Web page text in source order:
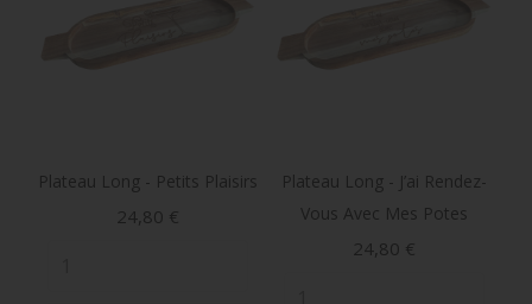
Plateau Long - Petits Plaisirs
Prix
24,80 €
Plateau Long - J’ai Rendez-
Vous Avec Mes Potes
Prix
24,80 €